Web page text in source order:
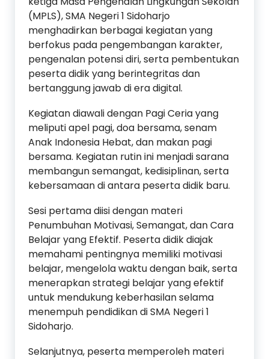
(MPLS), SMA Negeri 1 Sidoharjo
menghadirkan berbagai kegiatan yang
berfokus pada pengembangan karakter,
pengenalan potensi diri, serta pembentukan
peserta didik yang berintegritas dan
bertanggung jawab di era digital.
Kegiatan diawali dengan Pagi Ceria yang
meliputi apel pagi, doa bersama, senam
Anak Indonesia Hebat, dan makan pagi
bersama. Kegiatan rutin ini menjadi sarana
membangun semangat, kedisiplinan, serta
kebersamaan di antara peserta didik baru.
Sesi pertama diisi dengan materi
Penumbuhan Motivasi, Semangat, dan Cara
Belajar yang Efektif. Peserta didik diajak
memahami pentingnya memiliki motivasi
belajar, mengelola waktu dengan baik, serta
menerapkan strategi belajar yang efektif
untuk mendukung keberhasilan selama
menempuh pendidikan di SMA Negeri 1
Sidoharjo.
Selanjutnya, peserta memperoleh materi